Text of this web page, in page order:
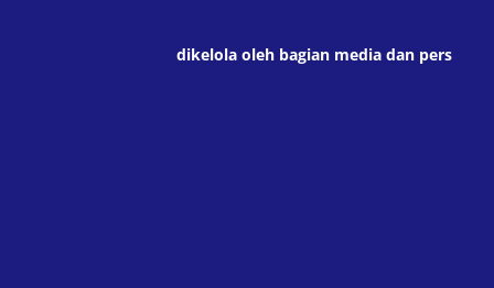
dikelola oleh bagian media dan pers